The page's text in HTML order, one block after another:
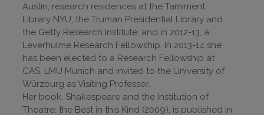
Austin; research residences at the Tamiment
Library NYU, the Truman Presidential Library and
the Getty Research Institute; and in 2012-13, a
Leverhulme Research Fellowship. In 2013-14 she
has been elected to a Research Fellowship at
CAS, LMU Munich and invited to the University of
Würzburg as Visiting Professor.
Her book, Shakespeare and the Institution of
Theatre: the Best in this Kind (2009), is published in